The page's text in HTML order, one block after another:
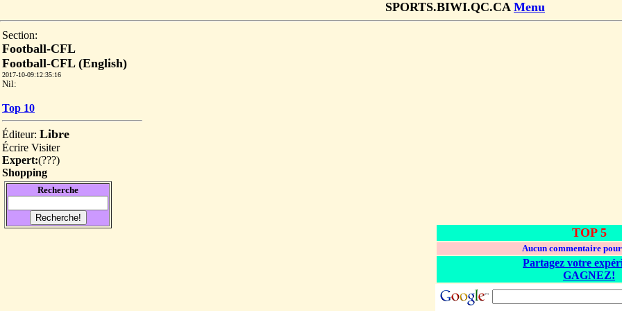
SPORTS.BIWI.QC.CA Menu
Section:
Football-CFL
Football-CFL (English)
2017-10-09:12:35:16
Nil:
Top 10
Éditeur: Libre
Écrire Visiter
Expert:(???)
Shopping
Recherche
TOP 5
Aucun commentaire
Partagez votre
GAGNEZ!